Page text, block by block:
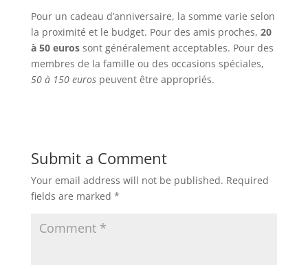
Pour un cadeau d’anniversaire, la somme varie selon
la proximité et le budget. Pour des amis proches, 20
à 50 eurossont généralement acceptables. Pour des
membres de la famille ou des occasions spéciales,
50 à 150 eurospeuvent être appropriés.
Submit a Comment
Your email address will not be published. Required
fields are marked *